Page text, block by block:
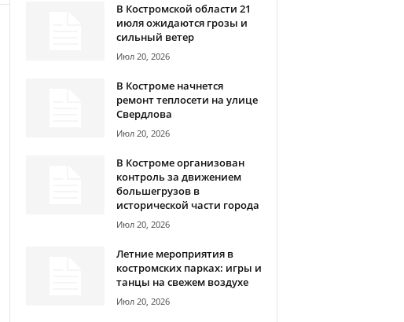
В Костромской области 21
июля ожидаются грозы и
сильный ветер
Июл 20, 2026
В Костроме начнется
ремонт теплосети на улице
Свердлова
Июл 20, 2026
В Костроме организован
контроль за движением
большегрузов в
исторической части города
Июл 20, 2026
Летние мероприятия в
костромских парках: игры и
танцы на свежем воздухе
Июл 20, 2026